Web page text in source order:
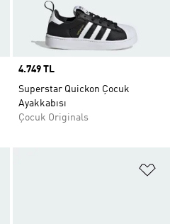
Price
4.749 TL
Superstar Quickon Çocuk
Ayakkabısı
Çocuk Originals